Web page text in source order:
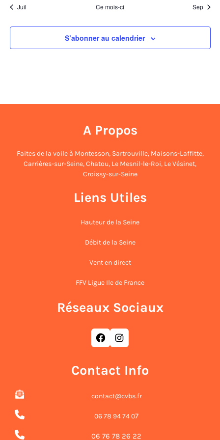
Juil Ce mois-ci Sep
S’abonner au calendrier
A Propos
Faites de la voile à Montesson, Sartrouville, Maisons-Laffitte,
Carrières-sur-Seine,Chatou, Le Mesnil-le-Roi, Le Vésinet,
Croissy-sur-Seine
Liens Utiles
Hauteur de la Seine
Débit de la Seine
Vent en direct
FFV Ligue Ile de France
Réseaux Sociaux
Facebook Instagram
Contact Info
contact@cvbs.fr
06 78 94 74 07
06 76 78 26 22